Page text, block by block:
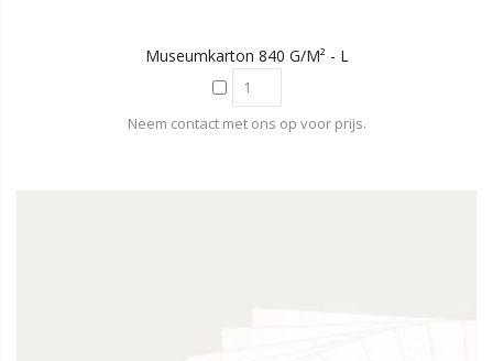
Museumkarton 840 G/m² - L
Neem contact met ons op voor prijs.